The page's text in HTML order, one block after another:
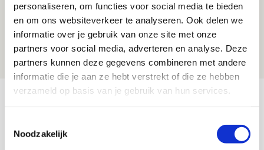
personaliseren, om functies voor social media te bieden
en om ons websiteverkeer te analyseren. Ook delen we
informatie over je gebruik van onze site met onze
partners voor social media, adverteren en analyse. Deze
partners kunnen deze gegevens combineren met andere
informatie die je aan ze hebt verstrekt of die ze hebben
verzameld op basis van je gebruik van hun services.
Noodzakelijk
Spelen bij Jong Ajax of Ajax 1? Dat
maakt Abdalla ‘geen reet’ uit
08 AUGUSTUS 2026 - 10:04
NIEUWS
Bekijk meer